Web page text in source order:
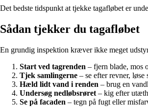
Det bedste tidspunkt at tjekke tagafløbet er
Sådan tjekker du tagafløbet
En grundig inspektion kræver ikke meget
Start ved tagrenden – fjern blade, mos
Tjek samlingerne – se efter revner,
Hæld lidt vand i renden – brug en
Undersøg nedløbsrøret – kig efter
Se på facaden – tegn på fugt eller